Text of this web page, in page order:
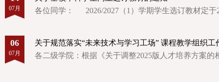
07月
各位同学： 2026/2027（1）学期学生选订教材定于
06
07月
关于规范落实“未来技术与学习工场” 课程教学组织工
各二级学院：根据《关于调整2025版人才培养方案